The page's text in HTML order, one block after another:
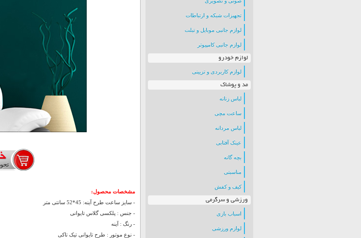
تجهیزات شبکه و ارتباطات
لوازم جانبی موبایل و تبلت
لوازم جانبی کامپیوتر
لوازم خودرو
لوازم کاربردی و تزیینی
مد و پوشاک
لباس زنانه
ساعت مچی
لباس مردانه
عینک آفتابی
بچه گانه
مناسبتی
کیف و کفش
ورزشی و سرگرمی
اسباب بازی
لوازم ورزشی
مشخصات محصول:
- سایز ساعت طرح آینه: 45*52 سانتی متر
- جنس : پلکسی گلاس تایوانی
- رنگ : آینه
- نوع موتور : طرح تایوانی تیک تاکی